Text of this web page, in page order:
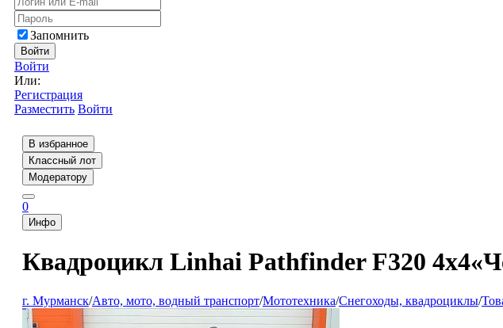
Запомнить
Войти
Войти
Или:
Регистрация
Разместить Войти
В избранное
Классный лот
Модератору
0
Инфо
Квадроцикл Linhai Pathfinder F320
г. Мурманск/Авто, мото, водный транспорт/Мототехника/Снегоходы, квадроциклы/